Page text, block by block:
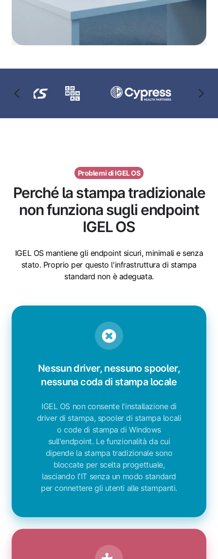
Problemi di IGEL OS
Perché la stampa tradizionale
non funziona sugli endpoint
IGEL OS
IGEL OS mantiene gli endpoint sicuri, minimali e senza
stato. Proprio per questo l'infrastruttura di stampa
standard non è adeguata.
Nessun driver, nessuno spooler,
nessuna coda di stampa locale
IGEL OS non consente l'installazione di
driver di stampa, spooler di stampa locali
o code di stampa di Windows
sull'endpoint. Le funzionalità da cui
dipende la stampa tradizionale sono
bloccate per scelta progettuale,
lasciando l'IT senza un modo standard
per connettere gli utenti alle stampanti.